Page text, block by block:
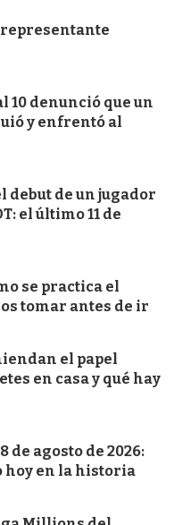
representante
10 denunció que un
y enfrentó al
debut de un jugador
el último 11 de
se practica el
tomar antes de ir
el papel
en casa y qué hay
de agosto de 2026:
hoy en la historia